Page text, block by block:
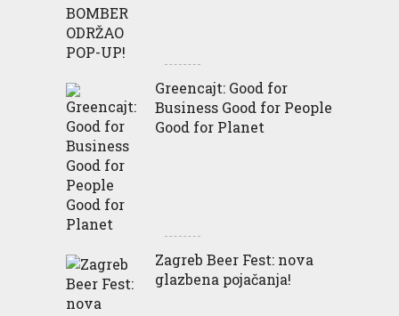
Greencajt: Good for
Business Good for People
Good for Planet
Zagreb Beer Fest: nova
glazbena pojačanja!